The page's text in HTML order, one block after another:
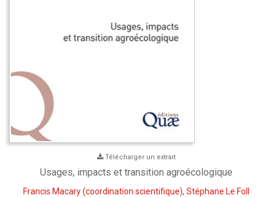
Télécharger un extrait
Usages, impacts et transition agroécologique
Francis Macary(coordination scientifique), Stéphane Le Foll